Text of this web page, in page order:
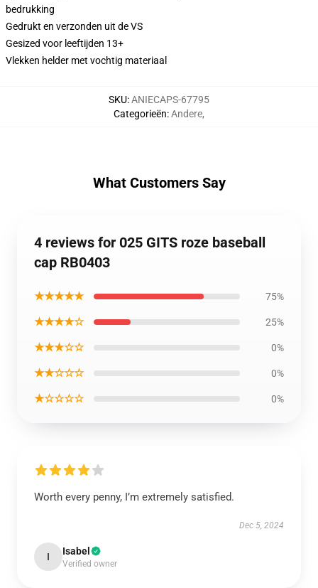
bedrukking
Gedrukt en verzonden uit de VS
Gesized voor leeftijden 13+
Vlekken helder met vochtig materiaal
SKU:ANIECAPS-67795
Categorieën:Andere,
What Customers Say
4 reviews for 025 GITS roze baseball
cap RB0403
★★★★★ 75%
★★★★☆ 25%
★★★☆☆ 0%
★★☆☆☆ 0%
★☆☆☆☆ 0%
Worth every penny, I’m extremely satisfied.
Dec 5, 2024
I Isabel
Verified owner